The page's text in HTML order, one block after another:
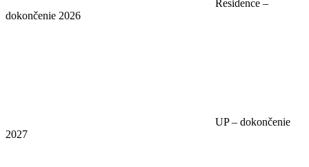
Residence –
dokončenie 2026
UP – dokončenie
2027